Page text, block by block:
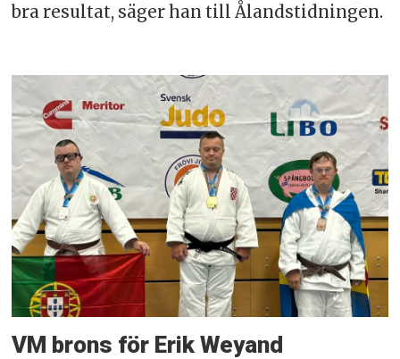
bra resultat, säger han till Ålandstidningen.
VM brons för Erik Weyand